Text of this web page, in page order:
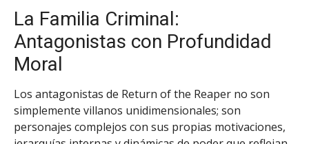
La Familia Criminal:
Antagonistas con Profundidad
Moral
Los antagonistas de Return of the Reaper no son
simplemente villanos unidimensionales; son
personajes complejos con sus propias motivaciones,